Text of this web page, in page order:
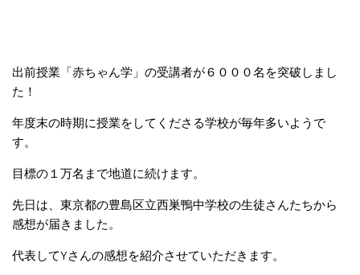
出前授業「赤ちゃん学」の受講者が６０００名を突破しまし
た！
年度末の時期に授業をしてくださる学校が毎年多いようで
す。
目標の１万名まで地道に続けます。
先日は、東京都の豊島区立西巣鴨中学校の生徒さんたちから
感想が届きました。
代表してYさんの感想を紹介させていただきます。